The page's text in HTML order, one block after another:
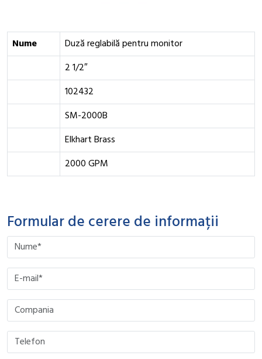
Nume
Duză reglabilă pentru monitor
2 1/2″
102432
SM-2000B
Elkhart Brass
2000 GPM
Formular de cerere de informații
Please leave this field empty.
Please leave this field empty.
Please leave this field empty.
Please leave this field empty.